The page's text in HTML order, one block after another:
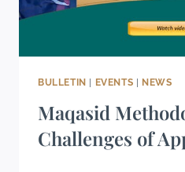
BULLETIN EVENTS NEWS
Maqasid
Challenges of